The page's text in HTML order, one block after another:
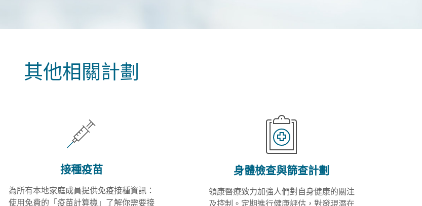
其他相關計劃
接種疫苗
為所有本地家庭成員提供免疫接種資訊：
使用免費的「疫苗計算機」了解你需要接
身體檢查與篩查計劃
領康醫療致力加強人們對自身健康的關注
及控制。定期進行健康評估，對發現潛在